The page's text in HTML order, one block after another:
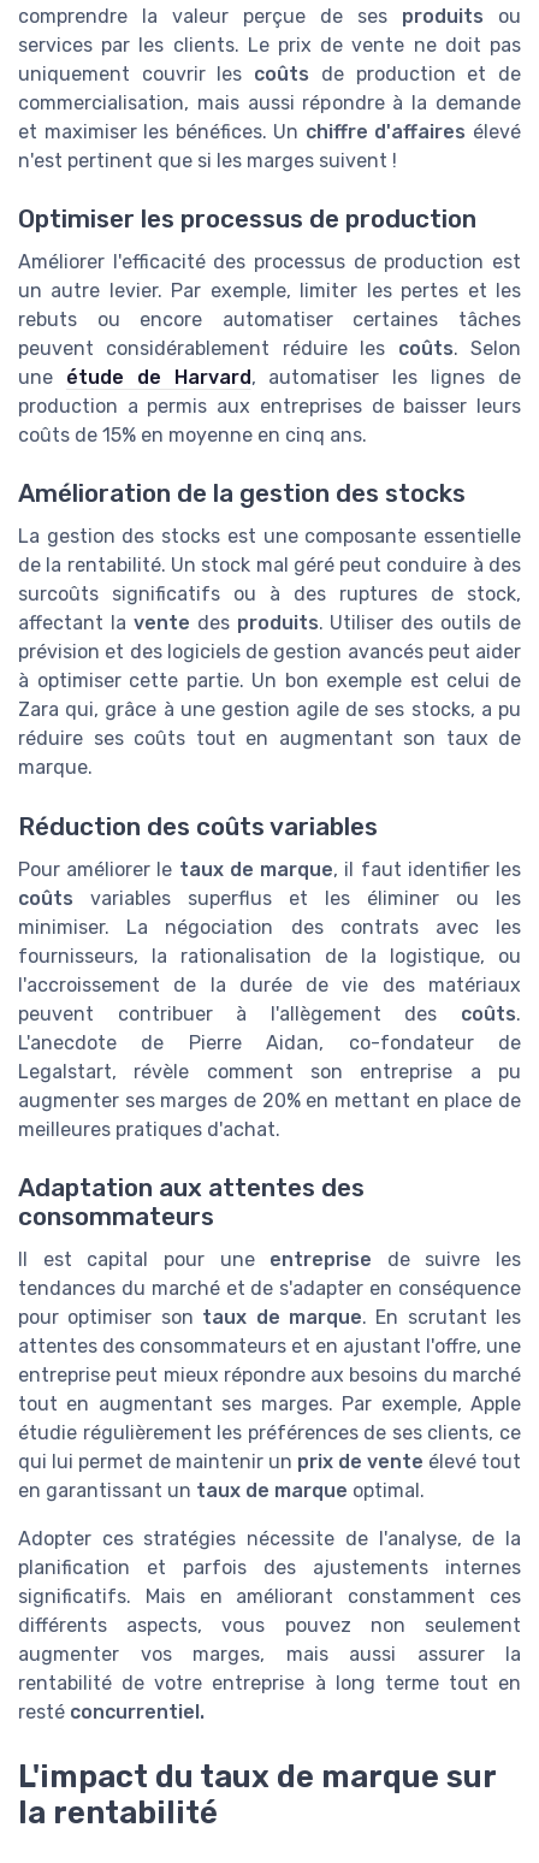
comprendre la valeur perçue de ses produits ou
services par les clients. Le prix de vente ne doit pas
uniquement couvrir les coûts de production et de
commercialisation, mais aussi répondre à la demande
et maximiser les bénéfices. Un chiffre d'affaires élevé
n'est pertinent que si les marges suivent !
Optimiser les processus de production
Améliorer l'efficacité des processus de production est
un autre levier. Par exemple, limiter les pertes et les
rebuts ou encore automatiser certaines tâches
peuvent considérablement réduire les coûts. Selon
une étude de Harvard, automatiser les lignes de
production a permis aux entreprises de baisser leurs
coûts de 15% en moyenne en cinq ans.
Amélioration de la gestion des stocks
La gestion des stocks est une composante essentielle
de la rentabilité. Un stock mal géré peut conduire à des
surcoûts significatifs ou à des ruptures de stock,
affectant la vente des produits. Utiliser des outils de
prévision et des logiciels de gestion avancés peut aider
à optimiser cette partie. Un bon exemple est celui de
Zara qui, grâce à une gestion agile de ses stocks, a pu
réduire ses coûts tout en augmentant son taux de
marque.
Réduction des coûts variables
Pour améliorer le taux de marque, il faut identifier les
coûts variables superflus et les éliminer ou les
minimiser. La négociation des contrats avec les
fournisseurs, la rationalisation de la logistique, ou
l'accroissement de la durée de vie des matériaux
peuvent contribuer à l'allègement des coûts.
L'anecdote de Pierre Aidan, co-fondateur de
Legalstart, révèle comment son entreprise a pu
augmenter ses marges de 20% en mettant en place de
meilleures pratiques d'achat.
Adaptation aux attentes des
consommateurs
Il est capital pour une entreprise de suivre les
tendances du marché et de s'adapter en conséquence
pour optimiser son taux de marque. En scrutant les
attentes des consommateurs et en ajustant l'offre, une
entreprise peut mieux répondre aux besoins du marché
tout en augmentant ses marges. Par exemple, Apple
étudie régulièrement les préférences de ses clients, ce
qui lui permet de maintenir un prix de vente élevé tout
en garantissant un taux de marque optimal.
Adopter ces stratégies nécessite de l'analyse, de la
planification et parfois des ajustements internes
significatifs. Mais en améliorant constamment ces
différents aspects, vous pouvez non seulement
augmenter vos marges, mais aussi assurer la
rentabilité de votre entreprise à long terme tout en
resté concurrentiel.
L'impact du taux de marque sur
la rentabilité